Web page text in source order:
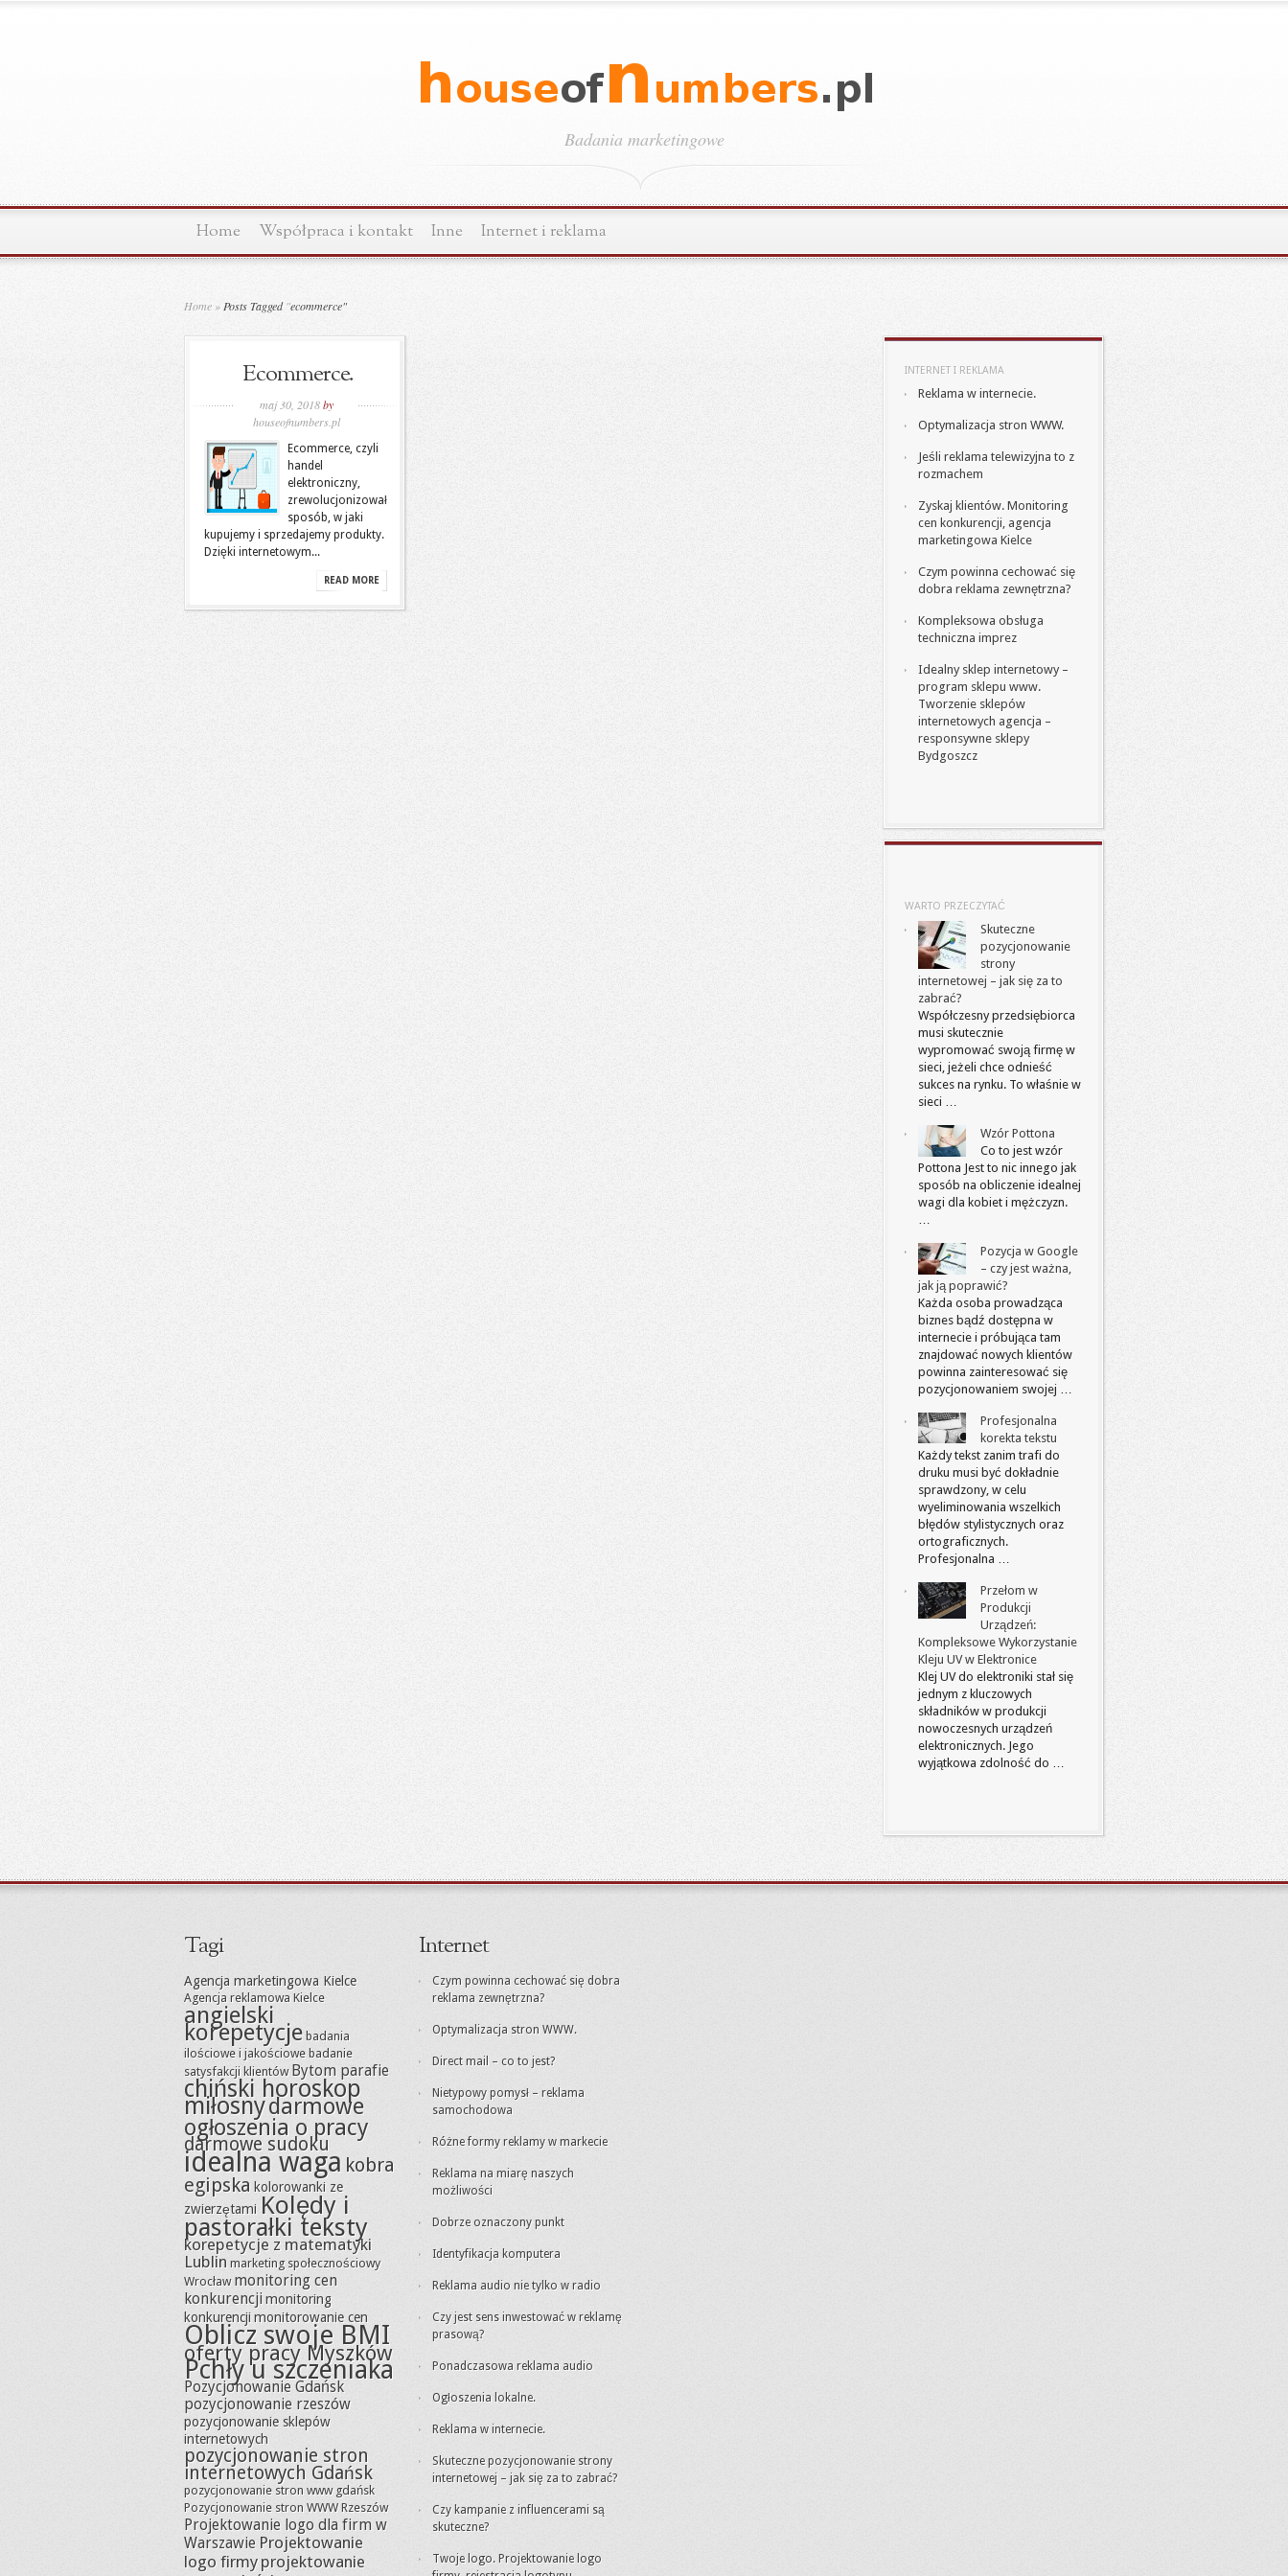
Badania marketingowe
Home Współpraca i kontakt Inne Internet i reklama
Home » Posts Tagged "ecommerce"
Ecommerce.
maj 30, 2018by
houseofnumbers.pl
Ecommerce, czyli
handel
elektroniczny,
zrewolucjonizował
sposób, w jaki
kupujemy i sprzedajemy produkty.
Dzięki internetowym...
READ MORE
INTERNET I REKLAMA
Reklama w internecie.
Optymalizacja stron WWW.
Jeśli reklama telewizyjna to z
rozmachem
Zyskaj klientów. Monitoring
cen konkurencji, agencja
marketingowa Kielce
Czym powinna cechować się
dobra reklama zewnętrzna?
Kompleksowa obsługa
techniczna imprez
Idealny sklep internetowy –
program sklepu www.
Tworzenie sklepów
internetowych agencja –
responsywne sklepy
Bydgoszcz
WARTO PRZECZYTAĆ
Skuteczne
pozycjonowanie
strony
internetowej – jak się za to
zabrać?
Współczesny przedsiębiorca
musi skutecznie
wypromować swoją firmę w
sieci, jeżeli chce odnieść
sukces na rynku. To właśnie w
sieci …
Wzór Pottona
Co to jest wzór
Pottona Jest to nic innego jak
sposób na obliczenie idealnej
wagi dla kobiet i mężczyzn.
…
Pozycja w Google
– czy jest ważna,
jak ją poprawić?
Każda osoba prowadząca
biznes bądź dostępna w
internecie i próbująca tam
znajdować nowych klientów
powinna zainteresować się
pozycjonowaniem swojej …
Profesjonalna
korekta tekstu
Każdy tekst zanim trafi do
druku musi być dokładnie
sprawdzony, w celu
wyeliminowania wszelkich
błędów stylistycznych oraz
ortograficznych.
Profesjonalna …
Przełom w
Produkcji
Urządzeń:
Kompleksowe Wykorzystanie
Kleju UV w Elektronice
Klej UV do elektroniki stał się
jednym z kluczowych
składników w produkcji
nowoczesnych urządzeń
elektronicznych. Jego
wyjątkowa zdolność do …
Tagi
Agencja marketingowa Kielce
Agencja reklamowa Kielce
angielski
korepetycje badania
ilościowe i jakościowe badanie
satysfakcji klientów Bytom parafie
chiński horoskop
miłosnydarmowe
ogłoszenia o pracy
darmowe sudoku
idealna waga kobra
egipska kolorowanki ze
zwierzętami Kolędy i
pastorałki teksty
korepetycje z matematyki
Lublin marketing społecznościowy
Wrocław monitoring cen
konkurencjimonitoring
konkurencjimonitorowanie cen
Oblicz swoje BMI
oferty pracy Myszków
Pchły u szczeniaka
Pozycjonowanie Gdańsk
pozycjonowanie rzeszów
pozycjonowanie sklepów
internetowych
pozycjonowanie stron
internetowych Gdańsk
pozycjonowanie stron www gdańsk
Pozycjonowanie stron WWW Rzeszów
Projektowanie logo dla firm w
Warszawie Projektowanie
logo firmy projektowanie
Internet
Czym powinna cechować się dobra
reklama zewnętrzna?
Optymalizacja stron WWW.
Direct mail – co to jest?
Nietypowy pomysł – reklama
samochodowa
Różne formy reklamy w markecie
Reklama na miarę naszych
możliwości
Dobrze oznaczony punkt
Identyfikacja komputera
Reklama audio nie tylko w radio
Czy jest sens inwestować w reklamę
prasową?
Ponadczasowa reklama audio
Ogłoszenia lokalne.
Reklama w internecie.
Skuteczne pozycjonowanie strony
internetowej – jak się za to zabrać?
Czy kampanie z influencerami są
skuteczne?
Twoje logo. Projektowanie logo